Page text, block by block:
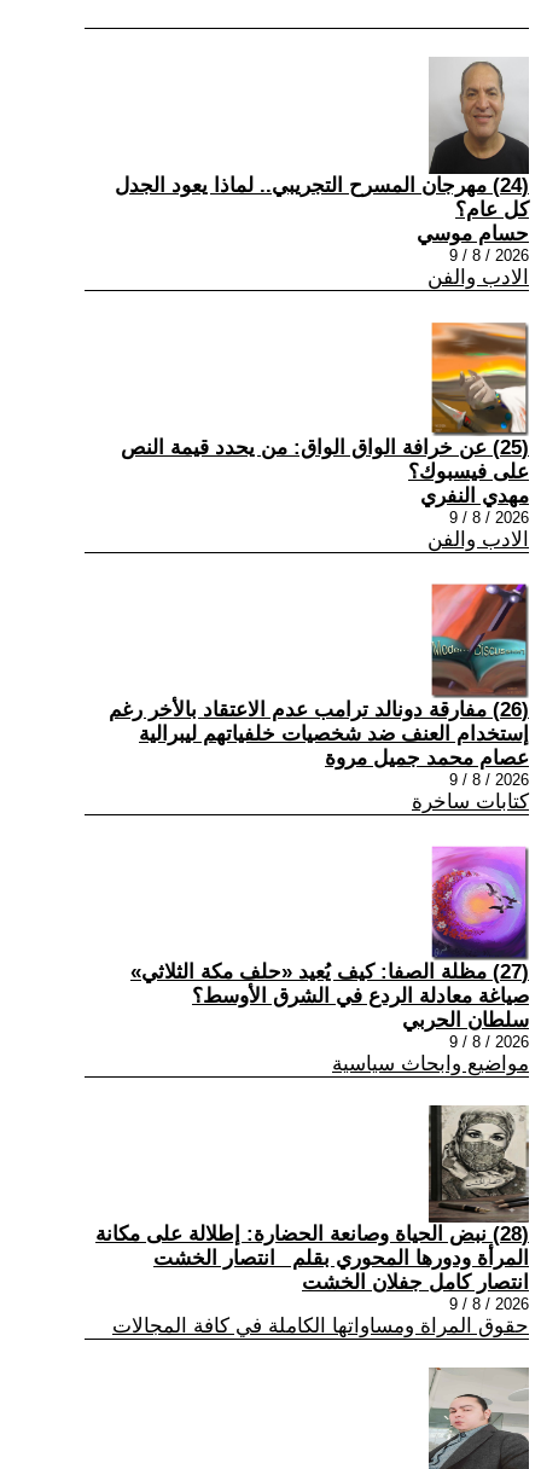
(24) مهرجان المسرح التجريبي.. لماذا يعود الجدل
كل عام؟
حسام موسي
2026 / 8 / 9
الادب والفن
(25) عن خرافة الواق الواق: من يحدد قيمة النص
على فيسبوك؟
مهدي النفري
2026 / 8 / 9
الادب والفن
(26) مفارقة دونالد ترامب عدم الاعتقاد بالأخر رغم
إستخدام العنف ضد شخصيات خلفياتهم ليبرالية
عصام محمد جميل مروة
2026 / 8 / 9
كتابات ساخرة
(27) مظلة الصفا: كيف يُعيد «حلف مكة الثلاثي»
صياغة معادلة الردع في الشرق الأوسط؟
سلطان الحربي
2026 / 8 / 9
مواضيع وابحاث سياسية
(28) نبض الحياة وصانعة الحضارة: إطلالة على مكانة
المرأة ودورها المحوري بقلم _انتصار الخشت
انتصار كامل جفلان الخشت
2026 / 8 / 9
حقوق المراة ومساواتها الكاملة في كافة المجالات